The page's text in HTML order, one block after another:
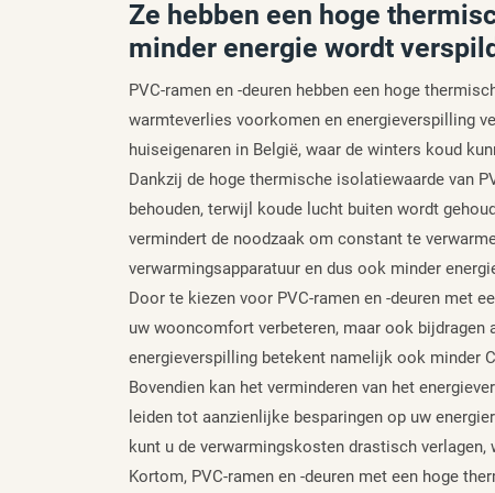
Ze hebben een hoge
minder energie wordt
PVC-ramen en -deuren hebben een hoge
warmteverlies voorkomen en energieverspilling
huiseigenaren in België, waar de winters koud
Dankzij de hoge thermische isolatiewaarde van
behouden, terwijl koude lucht buiten wordt
vermindert de noodzaak om constant te
verwarmingsapparatuur en dus ook minder
Door te kiezen voor PVC-ramen en -deuren met
uw wooncomfort verbeteren, maar ook
energieverspilling betekent namelijk ook minder
Bovendien kan het verminderen van het
leiden tot aanzienlijke besparingen op uw
kunt u de verwarmingskosten drastisch
Kortom, PVC-ramen en -deuren met een hoge